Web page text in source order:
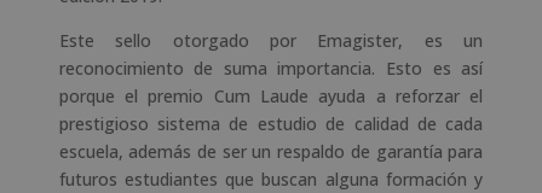
Este sello otorgado por Emagister, es un
reconocimiento de suma importancia. Esto es así
porque el premio Cum Laude ayuda a reforzar el
prestigioso sistema de estudio de calidad de cada
escuela, además de ser un respaldo de garantía para
futuros estudiantes que buscan alguna formación y